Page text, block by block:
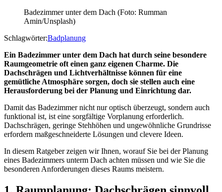
Badezimmer unter dem Dach (Foto: Rumman
Amin/Unsplash)
Schlagwörter:Badplanung
Ein Badezimmer unter dem Dach hat durch seine besondere
Raumgeometrie oft einen ganz eigenen Charme. Die
Dachschrägen und Lichtverhältnisse können für eine
gemütliche Atmosphäre sorgen, doch sie stellen auch eine
Herausforderung bei der Planung und Einrichtung dar.
Damit das Badezimmer nicht nur optisch überzeugt, sondern auch
funktional ist, ist eine sorgfältige Vorplanung erforderlich.
Dachschrägen, geringe Stehhöhen und ungewöhnliche Grundrisse
erfordern maßgeschneiderte Lösungen und clevere Ideen.
In diesem Ratgeber zeigen wir Ihnen, worauf Sie bei der Planung
eines Badezimmers unterm Dach achten müssen und wie Sie die
besonderen Anforderungen dieses Raums meistern.